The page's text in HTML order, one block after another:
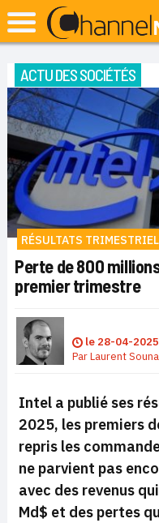
ACTU DES SOCIÉTÉS
RÉSULTATS
Perte de 800
premier trimestre
le 28-04-2025
ParLaurent
Intel a publié ses
2025, les premiers
repris les
ne parvient pas
avec des revenus
Md$ et des pertes